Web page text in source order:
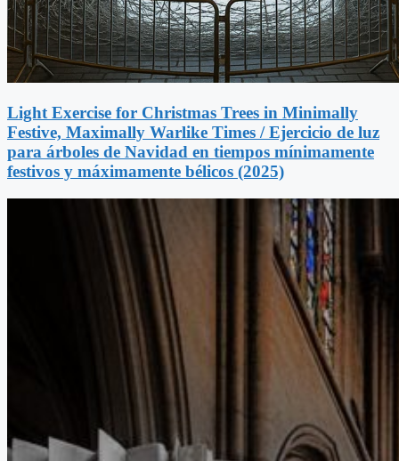
Light Exercise for Christmas Trees in Minimally
Festive, Maximally Warlike Times / Ejercicio de luz
para árboles de Navidad en tiempos mínimamente
festivos y máximamente bélicos (2025)